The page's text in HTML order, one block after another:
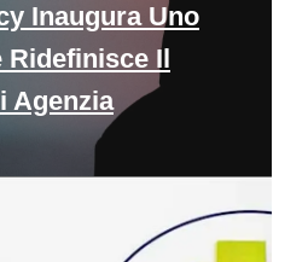
Inaugura Uno
Ridefinisce Il
Agenzia